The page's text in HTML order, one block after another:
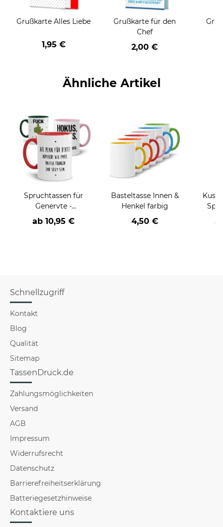
Grußkarte Alles Liebe
1,95 €
Grußkarte für den
Chef
2,00 €
Ähnliche Artikel
Spruchtassen für
Genervte -
verschiedene Farben
ab 10,95 €
Basteltasse Innen &
Henkel farbig
4,50 €
Schnellzugriff
Kontakt
Blog
Qualität
Sitemap
TassenDruck.de
Zahlungsmöglichkeiten
Versand
AGB
Impressum
Widerrufsrecht
Datenschutz
Barrierefreiheitserklärung
Batteriegesetzhinweise
Kontaktiere uns